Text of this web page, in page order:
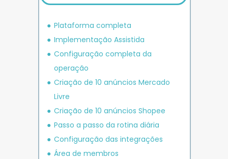
Plataforma completa
Implementação Assistida
Configuração completa da
operação
Criação de 10 anúncios Mercado
Livre
Criação de 10 anúncios Shopee
Passo a passo da rotina diária
Configuração das integrações
Área de membros